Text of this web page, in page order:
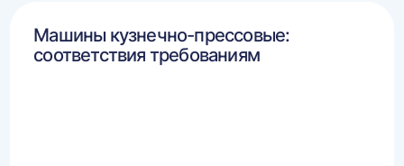
Машины кузнечно-прессовые:
соответствия требованиям